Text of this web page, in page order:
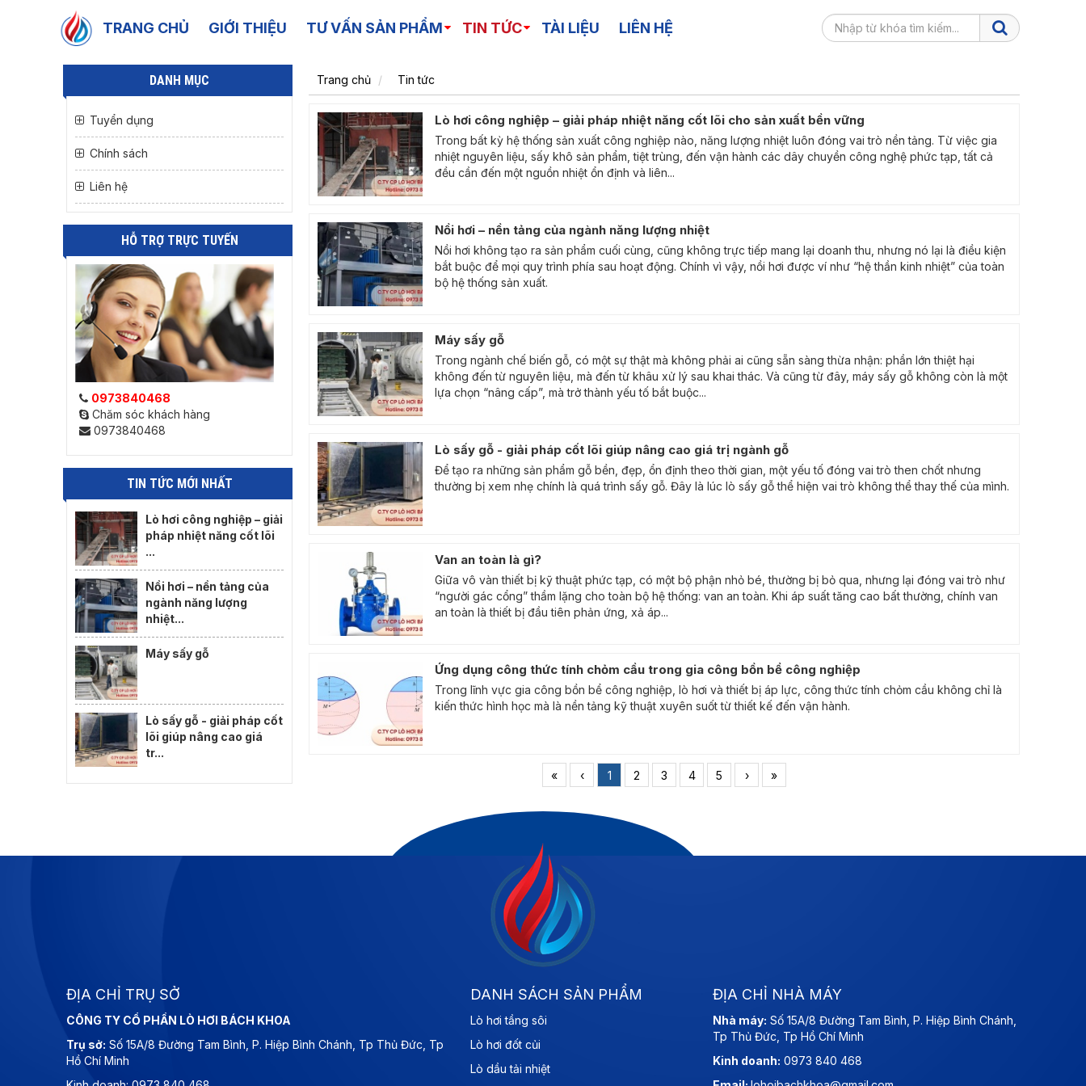
TRANG CHỦ GIỚI THIỆU TƯ VẤN SẢN PHẨM TIN TỨC TÀI LIỆU LIÊN HỆ
DANH MỤC
Tuyển dụng
Chính sách
Liên hệ
HỖ TRỢ TRỰC TUYẾN
0973840468
Chăm sóc khách hàng
0973840468
TIN TỨC MỚI NHẤT
Lò hơi công nghiệp – giải
pháp nhiệt năng cốt lõi
...
Nồi hơi – nền tảng của
ngành năng lượng
nhiệt...
Máy sấy gỗ
Lò sấy gỗ - giải pháp cốt
lõi giúp nâng cao giá
tr...
Trang chủ Tin tức
Lò hơi công nghiệp – giải pháp nhiệt năng cốt lõi cho sản xuất bền vững
Trong bất kỳ hệ thống sản xuất công nghiệp nào, năng lượng nhiệt luôn đóng vai trò nền tảng. Từ việc gia
nhiệt nguyên liệu, sấy khô sản phẩm, tiệt trùng, đến vận hành các dây chuyền công nghệ phức tạp, tất cả
đều cần đến một nguồn nhiệt ổn định và liên...
Nồi hơi – nền tảng của ngành năng lượng nhiệt
Nồi hơi không tạo ra sản phẩm cuối cùng, cũng không trực tiếp mang lại doanh thu, nhưng nó lại là điều kiện
bắt buộc để mọi quy trình phía sau hoạt động. Chính vì vậy, nồi hơi được ví như “hệ thần kinh nhiệt” của toàn
bộ hệ thống sản xuất.
Máy sấy gỗ
Trong ngành chế biến gỗ, có một sự thật mà không phải ai cũng sẵn sàng thừa nhận: phần lớn thiệt hại
không đến từ nguyên liệu, mà đến từ khâu xử lý sau khai thác. Và cũng từ đây, máy sấy gỗ không còn là một
lựa chọn “nâng cấp”, mà trở thành yếu tố bắt buộc...
Lò sấy gỗ - giải pháp cốt lõi giúp nâng cao giá trị ngành gỗ
Để tạo ra những sản phẩm gỗ bền, đẹp, ổn định theo thời gian, một yếu tố đóng vai trò then chốt nhưng
thường bị xem nhẹ chính là quá trình sấy gỗ. Đây là lúc lò sấy gỗ thể hiện vai trò không thể thay thế của mình.
Van an toàn là gì?
Giữa vô vàn thiết bị kỹ thuật phức tạp, có một bộ phận nhỏ bé, thường bị bỏ qua, nhưng lại đóng vai trò như
“người gác cổng” thầm lặng cho toàn bộ hệ thống: van an toàn. Khi áp suất tăng cao bất thường, chính van
an toàn là thiết bị đầu tiên phản ứng, xả áp...
Ứng dụng công thức tính chỏm cầu trong gia công bồn bể công nghiệp
Trong lĩnh vực gia công bồn bể công nghiệp, lò hơi và thiết bị áp lực, công thức tính chỏm cầu không chỉ là
kiến thức hình học mà là nền tảng kỹ thuật xuyên suốt từ thiết kế đến vận hành.
« ‹ 1 2 3 4 5 › »
ĐỊA CHỈ TRỤ SỞ
CÔNG TY CỔ PHẦN LÒ HƠI BÁCH KHOA
Trụ sở: Số 15A/8 Đường Tam Bình, P. Hiệp Bình Chánh, Tp Thủ Đức, Tp
Hồ Chí Minh
DANH SÁCH SẢN PHẨM
Lò hơi tầng sôi
Lò hơi đốt củi
Lò dầu tải nhiệt
ĐỊA CHỈ NHÀ MÁY
Nhà máy: Số 15A/8 Đường Tam Bình, P. Hiệp Bình Chánh,
Tp Thủ Đức, Tp Hồ Chí Minh
Kinh doanh: 0973 840 468